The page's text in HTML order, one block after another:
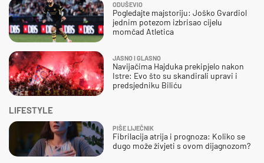
ODUŠEVIO
Pogledajte majstoriju: Joško Gvardiol
jednim potezom izbrisao cijelu
momčad Atletica
JASNO I GLASNO
Navijačima Hajduka prekipjelo nakon
Istre: Evo što su skandirali upravi i
predsjedniku Biliću
LIFESTYLE
PIŠE LIJEČNIK
Fibrilacija atrija i prognoza: Koliko se
dugo može živjeti s ovom dijagnozom?